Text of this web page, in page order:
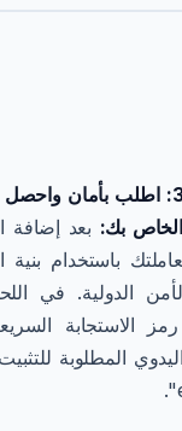
بعد إضافة
باستخدام بنية
الدولية. في
الاستجابة
المطلوبة